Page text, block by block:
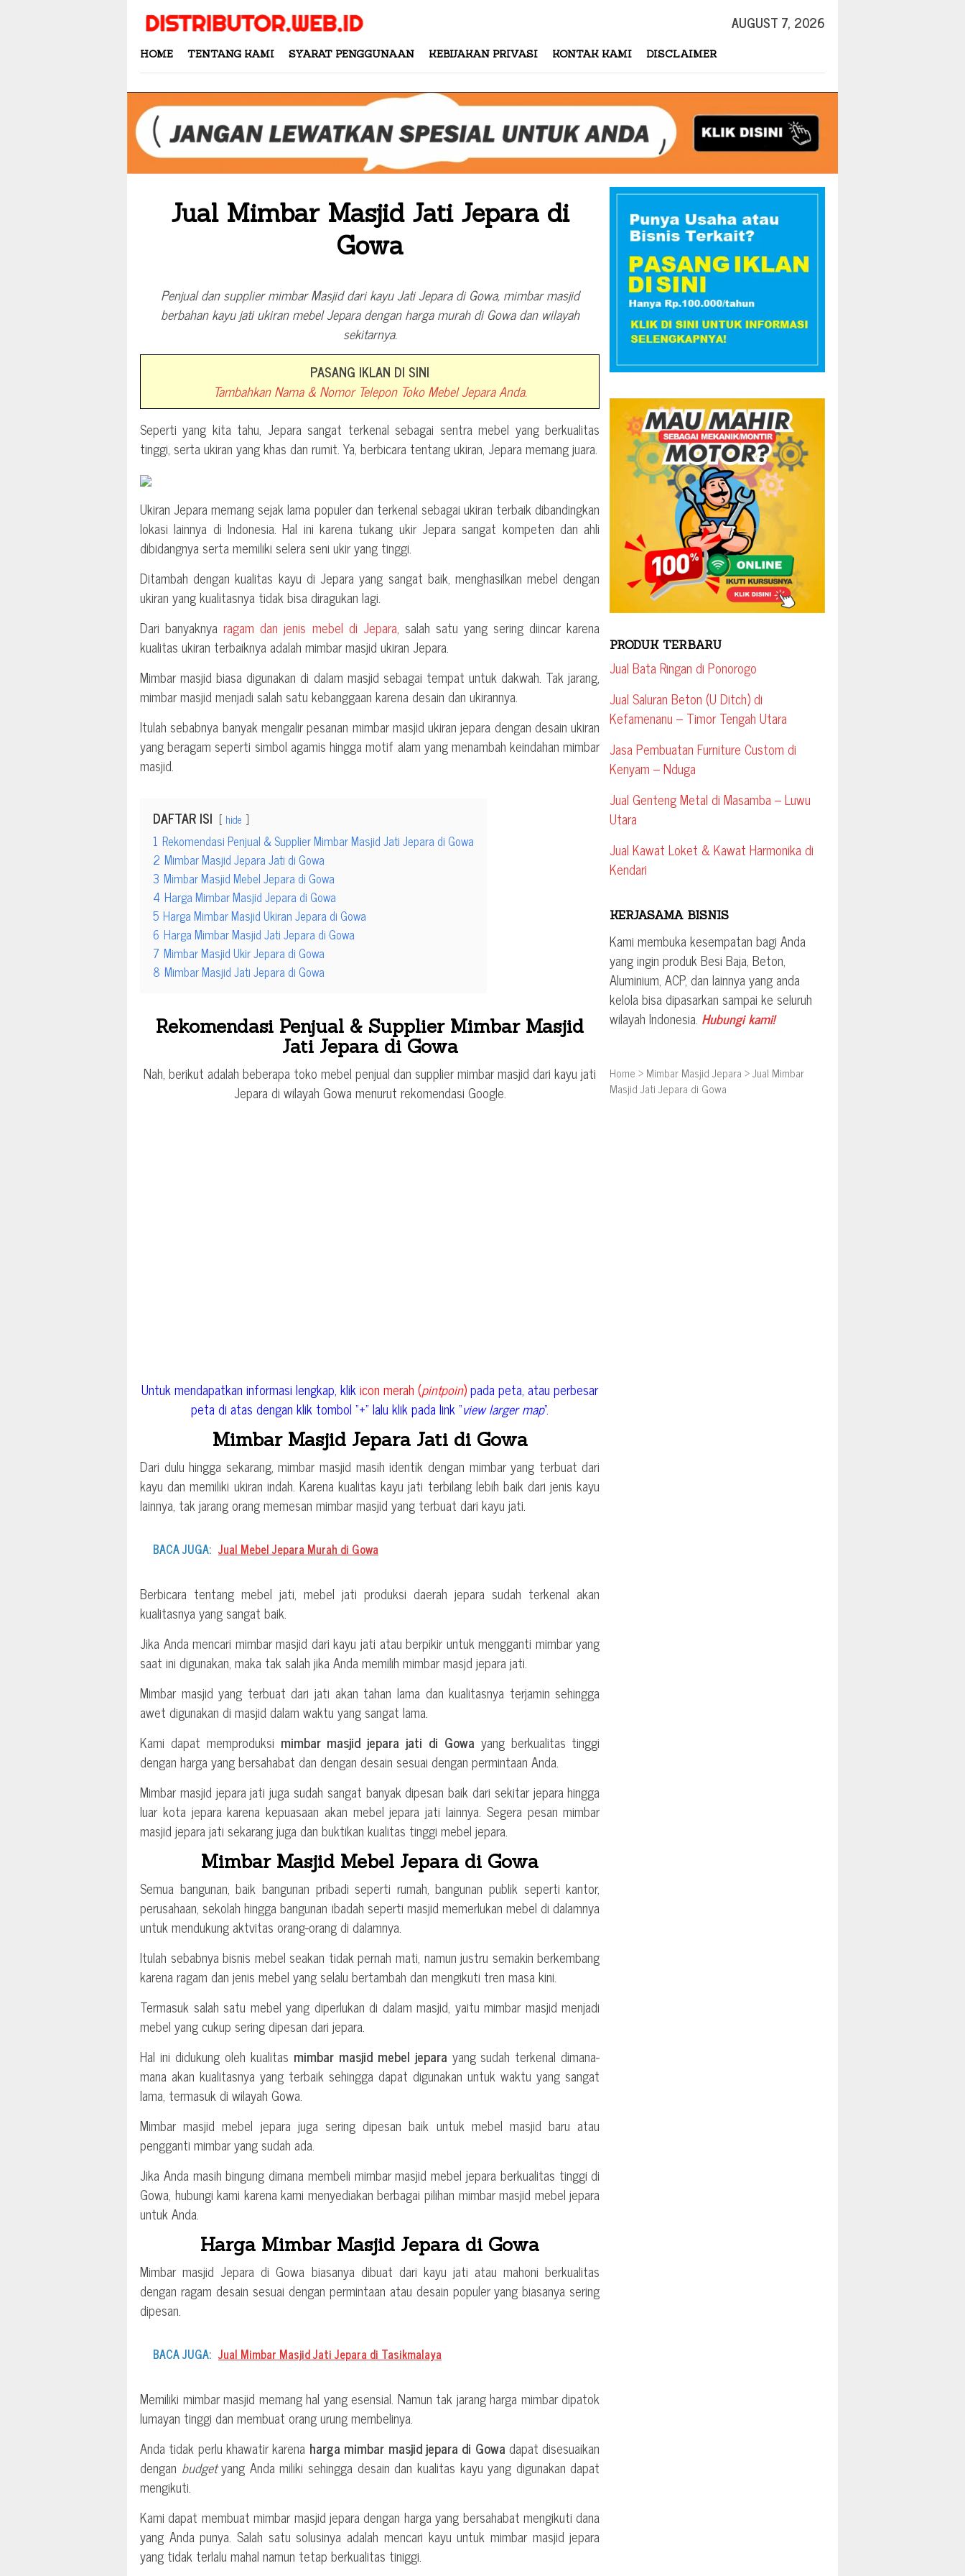
Skip
content
AUGUST 7, 2026
HOME TENTANG KAMI SYARAT PENGGUNAAN KEBIJAKAN PRIVASI KONTAK KAMI DISCLAIMER
Jual Mimbar Masjid Jati Jepara di
Gowa
Penjual dan supplier mimbar Masjid dari kayu Jati Jepara di Gowa, mimbar masjid
berbahan kayu jati ukiran mebel Jepara dengan harga murah di Gowa dan wilayah
sekitarnya.
PASANG IKLAN DI SINI
Tambahkan Nama & Nomor Telepon Toko Mebel Jepara Anda.
Seperti yang kita tahu, Jepara sangat terkenal sebagai sentra mebel yang berkualitas
tinggi, serta ukiran yang khas dan rumit. Ya, berbicara tentang ukiran, Jepara memang juara.
Ukiran Jepara memang sejak lama populer dan terkenal sebagai ukiran terbaik dibandingkan
lokasi lainnya di Indonesia. Hal ini karena tukang ukir Jepara sangat kompeten dan ahli
dibidangnya serta memiliki selera seni ukir yang tinggi.
Ditambah dengan kualitas kayu di Jepara yang sangat baik, menghasilkan mebel dengan
ukiran yang kualitasnya tidak bisa diragukan lagi.
Dari banyaknyaragam dan jenis mebel di Jepara, salah satu yang sering diincar karena
kualitas ukiran terbaiknya adalah mimbar masjid ukiran Jepara.
Mimbar masjid biasa digunakan di dalam masjid sebagai tempat untuk dakwah. Tak jarang,
mimbar masjid menjadi salah satu kebanggaan karena desain dan ukirannya.
Itulah sebabnya banyak mengalir pesanan mimbar masjid ukiran jepara dengan desain ukiran
yang beragam seperti simbol agamis hingga motif alam yang menambah keindahan mimbar
masjid.
DAFTAR ISI hide
1 Rekomendasi Penjual & Supplier Mimbar Masjid Jati Jepara di Gowa
2 Mimbar Masjid Jepara Jati di Gowa
3 Mimbar Masjid Mebel Jepara di Gowa
4 Harga Mimbar Masjid Jepara di Gowa
5 Harga Mimbar Masjid Ukiran Jepara di Gowa
6 Harga Mimbar Masjid Jati Jepara di Gowa
7 Mimbar Masjid Ukir Jepara di Gowa
8 Mimbar Masjid Jati Jepara di Gowa
Rekomendasi Penjual & Supplier Mimbar Masjid
Jati Jepara di Gowa
Nah, berikut adalah beberapa toko mebel penjual dan supplier mimbar masjid dari kayu jati
Jepara di wilayah Gowa menurut rekomendasi Google.
Untuk mendapatkan informasi lengkap, klikicon merah (pintpoin)pada peta, atau perbesar
peta di atas dengan klik tombol “+” lalu klik pada link “view larger map“.
Mimbar Masjid Jepara Jati di Gowa
Dari dulu hingga sekarang, mimbar masjid masih identik dengan mimbar yang terbuat dari
kayu dan memiliki ukiran indah. Karena kualitas kayu jati terbilang lebih baik dari jenis kayu
lainnya, tak jarang orang memesan mimbar masjid yang terbuat dari kayu jati.
BACA JUGA: Jual Mebel Jepara Murah di Gowa
Berbicara tentang mebel jati, mebel jati produksi daerah jepara sudah terkenal akan
kualitasnya yang sangat baik.
Jika Anda mencari mimbar masjid dari kayu jati atau berpikir untuk mengganti mimbar yang
saat ini digunakan, maka tak salah jika Anda memilih mimbar masjd jepara jati.
Mimbar masjid yang terbuat dari jati akan tahan lama dan kualitasnya terjamin sehingga
awet digunakan di masjid dalam waktu yang sangat lama.
Kami dapat memproduksi mimbar masjid jepara jati di Gowa yang berkualitas tinggi
dengan harga yang bersahabat dan dengan desain sesuai dengan permintaan Anda.
Mimbar masjid jepara jati juga sudah sangat banyak dipesan baik dari sekitar jepara hingga
luar kota jepara karena kepuasaan akan mebel jepara jati lainnya. Segera pesan mimbar
masjid jepara jati sekarang juga dan buktikan kualitas tinggi mebel jepara.
Mimbar Masjid Mebel Jepara di Gowa
Semua bangunan, baik bangunan pribadi seperti rumah, bangunan publik seperti kantor,
perusahaan, sekolah hingga bangunan ibadah seperti masjid memerlukan mebel di dalamnya
untuk mendukung aktvitas orang-orang di dalamnya.
Itulah sebabnya bisnis mebel seakan tidak pernah mati, namun justru semakin berkembang
karena ragam dan jenis mebel yang selalu bertambah dan mengikuti tren masa kini.
Termasuk salah satu mebel yang diperlukan di dalam masjid, yaitu mimbar masjid menjadi
mebel yang cukup sering dipesan dari jepara.
Hal ini didukung oleh kualitas mimbar masjid mebel jepara yang sudah terkenal dimana-
mana akan kualitasnya yang terbaik sehingga dapat digunakan untuk waktu yang sangat
lama, termasuk di wilayah Gowa.
Mimbar masjid mebel jepara juga sering dipesan baik untuk mebel masjid baru atau
pengganti mimbar yang sudah ada.
Jika Anda masih bingung dimana membeli mimbar masjid mebel jepara berkualitas tinggi di
Gowa, hubungi kami karena kami menyediakan berbagai pilihan mimbar masjid mebel jepara
untuk Anda.
Harga Mimbar Masjid Jepara di Gowa
Mimbar masjid Jepara di Gowa biasanya dibuat dari kayu jati atau mahoni berkualitas
dengan ragam desain sesuai dengan permintaan atau desain populer yang biasanya sering
dipesan.
BACA JUGA: Jual Mimbar Masjid Jati Jepara di Tasikmalaya
Memiliki mimbar masjid memang hal yang esensial. Namun tak jarang harga mimbar dipatok
lumayan tinggi dan membuat orang urung membelinya.
Anda tidak perlu khawatir karena harga mimbar masjid jepara di Gowa dapat disesuaikan
dengan budgetyang Anda miliki sehingga desain dan kualitas kayu yang digunakan dapat
mengikuti.
Kami dapat membuat mimbar masjid jepara dengan harga yang bersahabat mengikuti dana
yang Anda punya. Salah satu solusinya adalah mencari kayu untuk mimbar masjid jepara
yang tidak terlalu mahal namun tetap berkualitas tiniggi.
PRODUK TERBARU
Jual Bata Ringan di Ponorogo
Jual Saluran Beton (U Ditch) di
Kefamenanu – Timor Tengah Utara
Jasa Pembuatan Furniture Custom di
Kenyam – Nduga
Jual Genteng Metal di Masamba – Luwu
Utara
Jual Kawat Loket & Kawat Harmonika di
Kendari
KERJASAMA BISNIS
Kami membuka kesempatan bagi Anda
yang ingin produk Besi Baja, Beton,
Aluminium, ACP, dan lainnya yang anda
kelola bisa dipasarkan sampai ke seluruh
wilayah Indonesia. Hubungi kami!
Home > Mimbar Masjid Jepara >Jual Mimbar
Masjid Jati Jepara di Gowa